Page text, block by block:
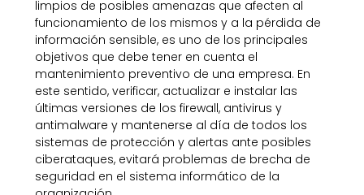
limpios de posibles amenazas que afecten al
funcionamiento de los mismos y a la pérdida de
información sensible, es uno de los principales
objetivos que debe tener en cuenta el
mantenimiento preventivo de una empresa. En
este sentido, verificar, actualizar e instalar las
últimas versiones de los firewall, antivirus y
antimalware y mantenerse al día de todos los
sistemas de protección y alertas ante posibles
ciberataques, evitará problemas de brecha de
seguridad en el sistema informático de la